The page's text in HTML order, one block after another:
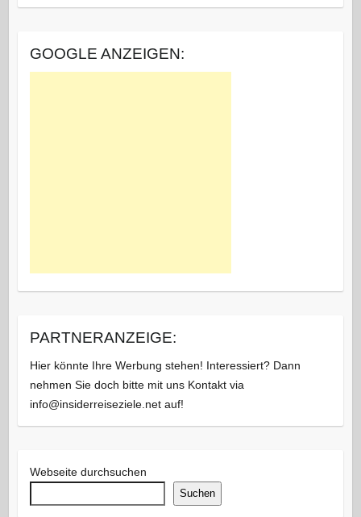
GOOGLE ANZEIGEN:
PARTNERANZEIGE:
Hier könnte Ihre Werbung stehen! Interessiert? Dann
nehmen Sie doch bitte mit uns Kontakt via
info@insiderreiseziele.net auf!
Webseite durchsuchen
Suchen